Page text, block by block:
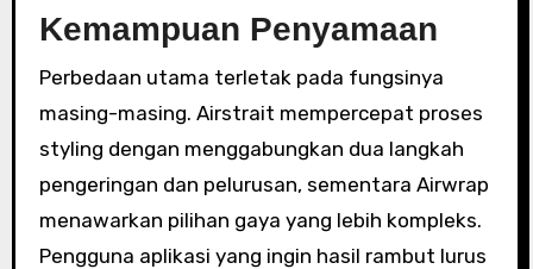
Kemampuan Penyamaan
Perbedaan utama terletak pada fungsinya
masing-masing. Airstrait mempercepat proses
styling dengan menggabungkan dua langkah
pengeringan dan pelurusan, sementara Airwrap
menawarkan pilihan gaya yang lebih kompleks.
Pengguna aplikasi yang ingin hasil rambut lurus